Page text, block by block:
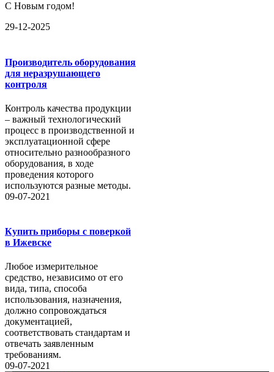
С Новым годом!
29-12-2025
Производитель оборудования
для неразрушающего
контроля
Контроль качества продукции
– важный технологический
процесс в производственной и
эксплуатационной сфере
относительно разнообразного
оборудования, в ходе
проведения которого
используются разные методы.
09-07-2021
Купить приборы с поверкой
в Ижевске
Любое измерительное
средство, независимо от его
вида, типа, способа
использования, назначения,
должно сопровождаться
документацией,
соответствовать стандартам и
отвечать заявленным
требованиям.
09-07-2021